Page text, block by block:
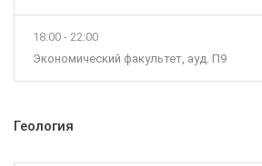
18:00 - 22:00
Экономический факультет, ауд. П9
Геология